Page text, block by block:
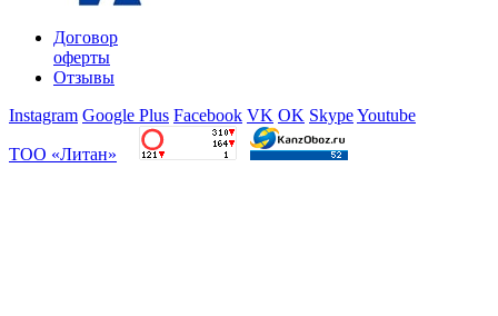
Договор
оферты
Отзывы
Instagram Google Plus Facebook VK OK SkypeYoutube
ТОО «Литан»